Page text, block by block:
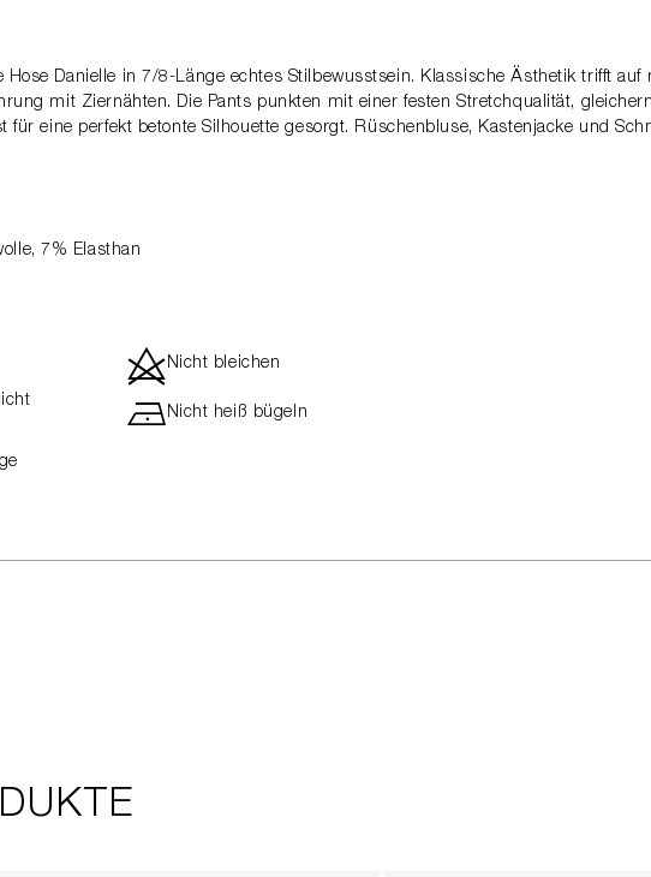
Hose Danielle in 7/8-Länge echtes Stilbewusstsein. Klassische Ästhetik trifft auf
mit Ziernähten. Die Pants punkten mit einer festen Stretchqualität,
für eine perfekt betonte Silhouette gesorgt. Rüschenbluse, Kastenjacke und
7% Elasthan
dNicht bleichen
hNicht heiß bügeln